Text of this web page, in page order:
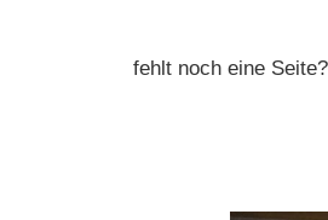
fehlt noch eine